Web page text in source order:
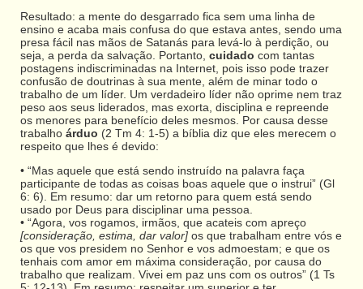
Resultado: a mente do desgarrado fica sem uma linha de
ensino e acaba mais confusa do que estava antes, sendo uma
presa fácil nas mãos de Satanás para levá-lo à perdição, ou
seja, a perda da salvação. Portanto, cuidado com tantas
postagens indiscriminadas na Internet, pois isso pode trazer
confusão de doutrinas à sua mente, além de minar todo o
trabalho de um líder. Um verdadeiro líder não oprime nem traz
peso aos seus liderados, mas exorta, disciplina e repreende
os menores para benefício deles mesmos. Por causa desse
trabalho árduo (2 Tm 4: 1-5) a bíblia diz que eles merecem o
respeito que lhes é devido:
• “Mas aquele que está sendo instruído na palavra faça
participante de todas as coisas boas aquele que o instrui” (Gl
6: 6). Em resumo: dar um retorno para quem está sendo
usado por Deus para disciplinar uma pessoa.
• “Agora, vos rogamos, irmãos, que acateis com apreço
[consideração, estima, dar valor] os que trabalham entre vós e
os que vos presidem no Senhor e vos admoestam; e que os
tenhais com amor em máxima consideração, por causa do
trabalho que realizam. Vivei em paz uns com os outros” (1 Ts